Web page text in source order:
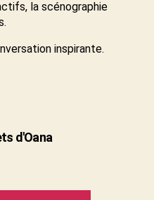
la scénographie
inspirante.
d'Oana